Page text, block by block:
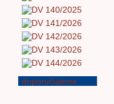
doporučujeme